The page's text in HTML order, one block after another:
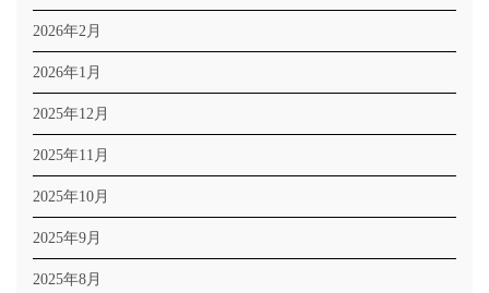
2026年2月
2026年1月
2025年12月
2025年11月
2025年10月
2025年9月
2025年8月